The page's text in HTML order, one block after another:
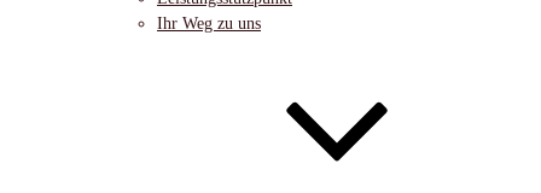
Ihr Weg zu uns